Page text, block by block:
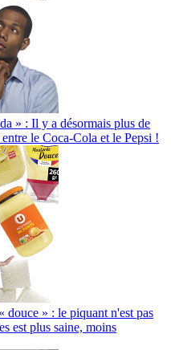
» : Il y a désormais plus de
le Coca-Cola et le Pepsi !
douce » : le piquant n'est pas
est plus saine, moins